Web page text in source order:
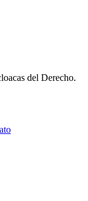
del Derecho.